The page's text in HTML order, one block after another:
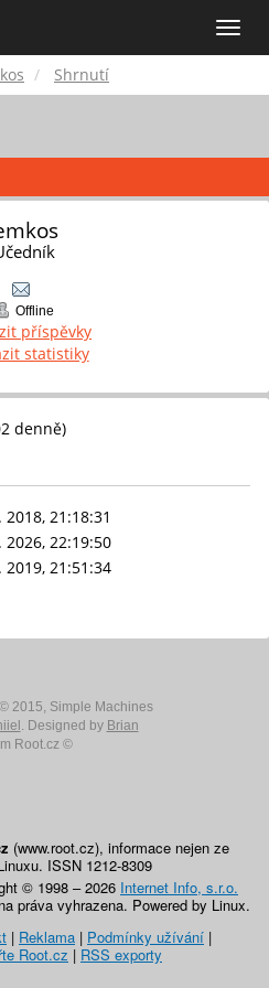
Toggle
Shrnutí
Offline
příspěvky
statistiky
denně)
2018, 21:18:31
2026, 22:19:50
2019, 21:51:34
2015, Simple Machines
. Designed by Brian
Root.cz ©
(www.root.cz), informace nejen ze
ISSN 1212-8309
© 1998 – 2026 Internet Info, s.r.o.
práva vyhrazena. Powered by Linux.
| Reklama | Podmínky užívání |
Root.cz | RSS exporty